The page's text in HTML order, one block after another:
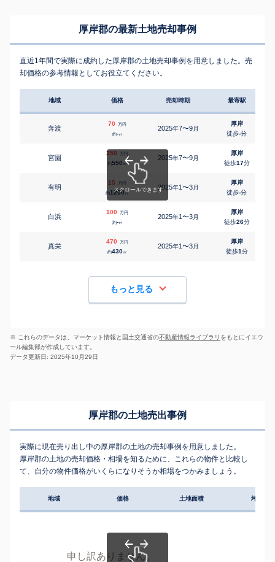
厚岸郡の最新土地売却事例
直近1年間で実際に成約した厚岸郡の土地売却事例を用意しました。売
却価格の参考情報としてお役立てください。
地域 価格 売却時期 最寄駅
奔渡
70 万円
約-㎡
2025年7〜9月
厚岸
徒歩-分
宮園
350 万円
約550 ㎡
2025年7〜9月
厚岸
徒歩17分
有明
15 万円
約1200 ㎡
2025年1〜3月
厚岸
徒歩-分
白浜
100 万円
約-㎡
2025年1〜3月
厚岸
徒歩26分
真栄
470 万円
約430㎡
2025年1〜3月
厚岸
徒歩1分
もっと見る
※ これらのデータは、マーケット情報と国土交通省の不動産情報ライブラリ をもとにイエウ
ール編集部が作成しています。
データ更新日: 2025年10月29日
厚岸郡の土地売出事例
実際に現在売り出し中の厚岸郡の土地の売却事例を用意しました。
厚岸郡の土地の売却価格・相場を知るために、これらの物件と比較し
て、自分の物件価格がいくらになりそうか相場をつかみましょう。
地域 価格 土地面積 坪単価
申し訳ありません。